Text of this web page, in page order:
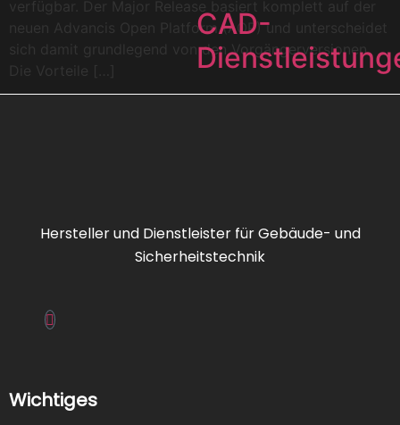
CAD-
verfügbar. Der Major Release basiert komplett auf der
neuen Advancis Open Platform (AOP) und unterscheidet
sich damit grundlegend von den Vorgängerversionen.
Die Vorteile […]
Hersteller und Dienstleister für Gebäude- und
Sicherheitstechnik
Wichtiges